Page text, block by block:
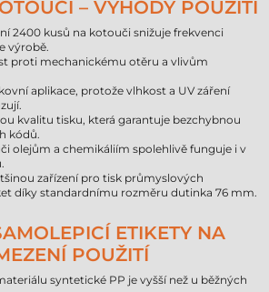
– VÝHODY POUŽITÍ
2400 kusů na kotouči snižuje frekvenci
výrobě.
proti mechanickému otěru a vlivům
aplikace, protože vlhkost a UV záření
kvalitu tisku, která garantuje bezchybnou
kódů.
olejům a chemikáliím spolehlivě funguje i v
zařízení pro tisk průmyslových
díky standardnímu rozměru dutinka 76 mm.
ETIKETY NA
POUŽITÍ
syntetické PP je vyšší než u běžných